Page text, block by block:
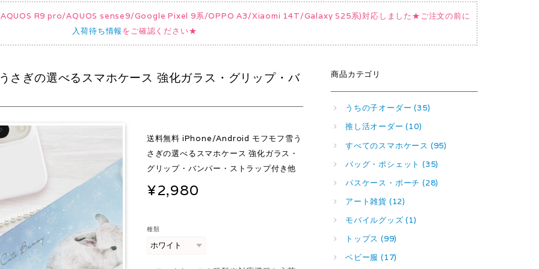
R9 pro/AQUOS sense9/Google Pixel 9系/OPPO A3/Xiaomi 14T/Galaxy S25系)対応しました★ご注文の前に
入荷待ち情報をご確認ください★
ぎの選べるスマホケース 強化ガラス・グリップ・バ
送料無料 iPhone/Android モフモフ雪う
さぎの選べるスマホケース 強化ガラス・
グリップ・バンパー・ストラップ付き他
¥2,980
種類
商品カテゴリ
うちの子オーダー (35)
推し活オーダー (10)
すべてのスマホケース (95)
バッグ・ポシェット (35)
パスケース・ポーチ (28)
アート雑貨 (12)
モバイルグッズ (1)
トップス (99)
ベビー服 (17)